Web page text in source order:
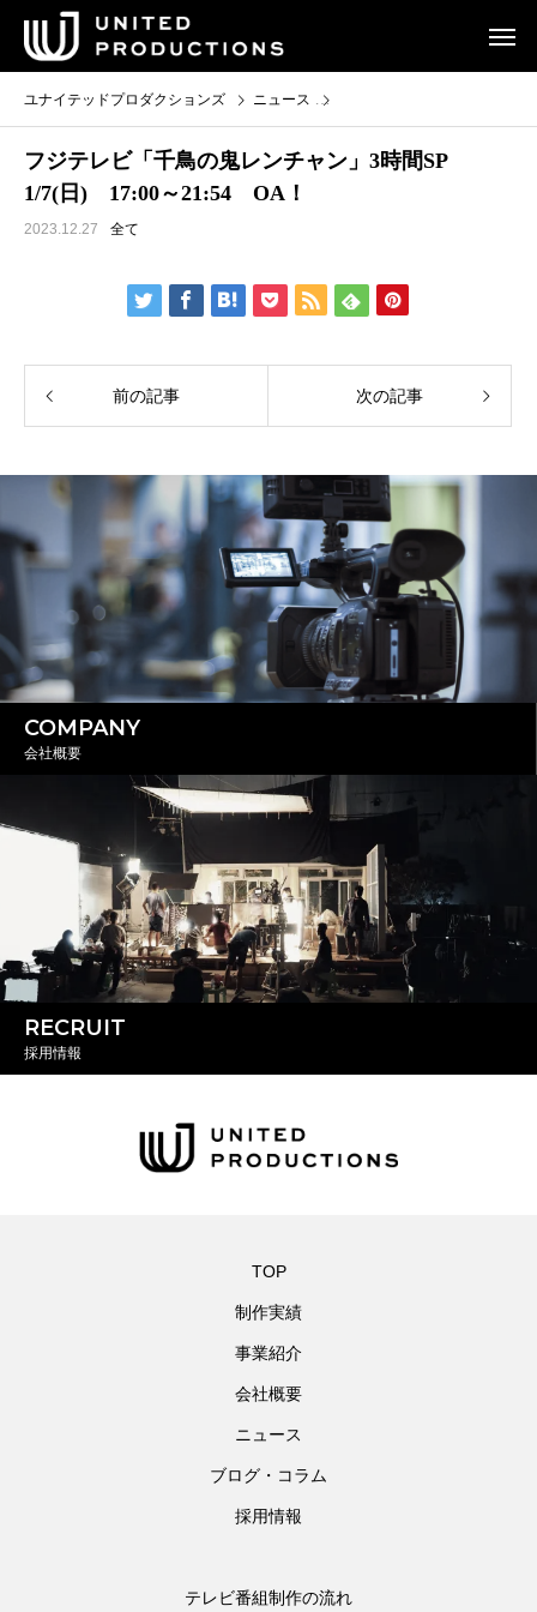
ユナイテッドプロダクションズ ニュース
フジテレビ「千鳥の鬼レンチャン」3時間SP
1/7(日) 17:00～21:54 OA！
2023.12.27 全て
前の記事 次の記事
COMPANY
会社概要
RECRUIT
採用情報
TOP
制作実績
事業紹介
会社概要
ニュース
ブログ・コラム
採用情報
テレビ番組制作の流れ